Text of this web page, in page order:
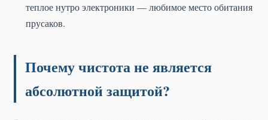
теплое нутро электроники — любимое место обитания
прусаков.
Почему чистота не является
абсолютной защитой?